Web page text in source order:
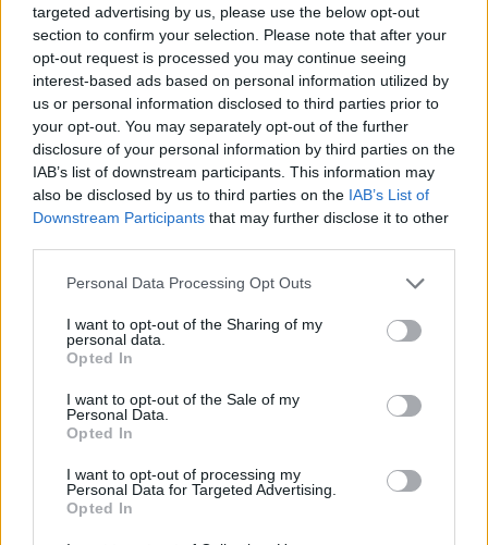
targeted advertising by us, please use the below opt-out
section to confirm your selection. Please note that after your
opt-out request is processed you may continue seeing
interest-based ads based on personal information utilized by
us or personal information disclosed to third parties prior to
your opt-out. You may separately opt-out of the further
disclosure of your personal information by third parties on the
IAB’s list of downstream participants. This information may
also be disclosed by us to third parties on the IAB’s List of
Downstream Participants that may further disclose it to other
Personal Data Processing Opt Outs
I want to opt-out of the Sharing of my
personal data.
Opted In
I want to opt-out of the Sale of my
Personal Data.
Opted In
I want to opt-out of processing my
Personal Data for Targeted Advertising.
Opted In
zajistit. Máme 130 obyvatel, rozpočet investiční akce je asi
devět milionů korun, přičemž dotace činí 5,7 milionu
korun. Půjde o 38 čistíren, kdy tímto pokryjeme 100
procent trvale obydlených domů v obci," uvedl starosta
obce Marek Trzaskalik.
Žádosti přijímá Státní fond životního prostředí ČR od 14.
března do 6. ledna 2027, případně do vyčerpání vyčleněné
částky. Podpořené projekty se pak musí uskutečnit
nejpozději do roku 2029.
reklama